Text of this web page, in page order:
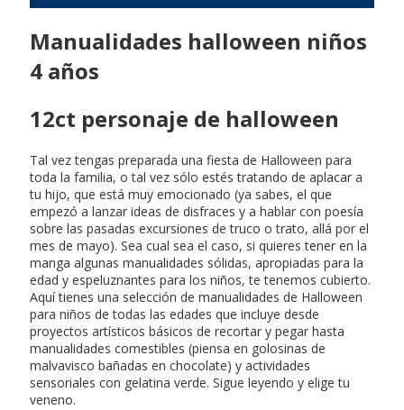
Manualidades halloween niños
4 años
12ct personaje de halloween
Tal vez tengas preparada una fiesta de Halloween para
toda la familia, o tal vez sólo estés tratando de aplacar a
tu hijo, que está muy emocionado (ya sabes, el que
empezó a lanzar ideas de disfraces y a hablar con poesía
sobre las pasadas excursiones de truco o trato, allá por el
mes de mayo). Sea cual sea el caso, si quieres tener en la
manga algunas manualidades sólidas, apropiadas para la
edad y espeluznantes para los niños, te tenemos cubierto.
Aquí tienes una selección de manualidades de Halloween
para niños de todas las edades que incluye desde
proyectos artísticos básicos de recortar y pegar hasta
manualidades comestibles (piensa en golosinas de
malvavisco bañadas en chocolate) y actividades
sensoriales con gelatina verde. Sigue leyendo y elige tu
veneno.